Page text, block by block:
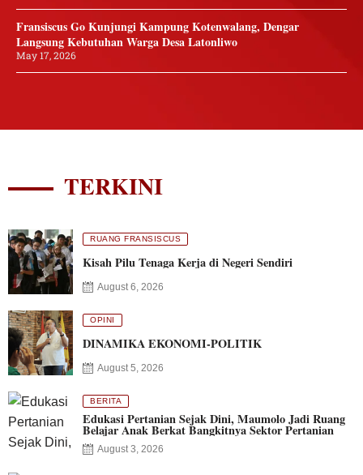
Fransiscus Go Kunjungi Kampung Kotenwalang, Dengar
Langsung Kebutuhan Warga Desa Latonliwo
May 17, 2026
TERKINI
RUANG FRANSISCUS
Kisah Pilu Tenaga Kerja di Negeri Sendiri
August 6, 2026
OPINI
DINAMIKA EKONOMI-POLITIK
August 5, 2026
BERITA
Edukasi Pertanian Sejak Dini, Maumolo Jadi Ruang
Belajar Anak Berkat Bangkitnya Sektor Pertanian
August 3, 2026